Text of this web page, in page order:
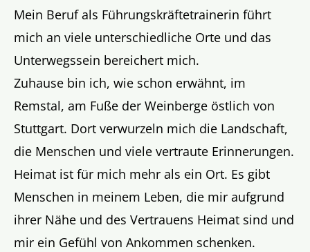
Mein Beruf als Führungskräftetrainerin führt
mich an viele unterschiedliche Orte und das
Unterwegssein bereichert mich.
Zuhause bin ich, wie schon erwähnt, im
Remstal, am Fuße der Weinberge östlich von
Stuttgart. Dort verwurzeln mich die Landschaft,
die Menschen und viele vertraute Erinnerungen.
Heimat ist für mich mehr als ein Ort. Es gibt
Menschen in meinem Leben, die mir aufgrund
ihrer Nähe und des Vertrauens Heimat sind und
mir ein Gefühl von Ankommen schenken.